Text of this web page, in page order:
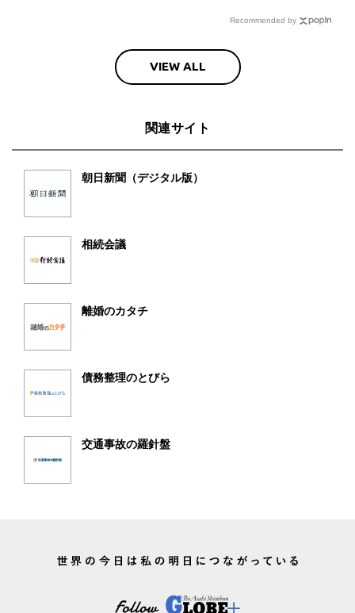
Recommended by
VIEW ALL
関連サイト
朝日新聞（デジタル版）
相続会議
離婚のカタチ
債務整理のとびら
交通事故の羅針盤